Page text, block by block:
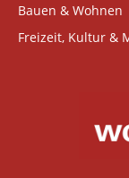
Bauen & Wohnen
Freizeit, Kultur &